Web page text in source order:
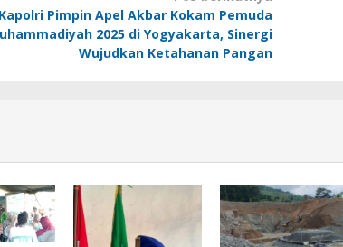
Kapolri Pimpin Apel Akbar Kokam Pemuda
2025 di Yogyakarta, Sinergi
Wujudkan Ketahanan Pangan